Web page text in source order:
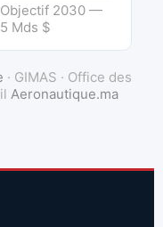
Objectif 2030 —
5 Mds $
· GIMAS · Office des
Aeronautique.ma